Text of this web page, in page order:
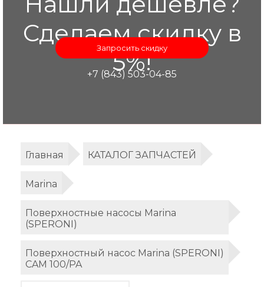
Сделаем скидку в
5%!
Запросить скидку
+7 (843) 503-04-85
Главная КАТАЛОГ ЗАПЧАСТЕЙ
Marina
Поверхностные насосы Marina
(SPERONI)
Поверхностный насос Marina (SPERONI)
CAM 100/PA